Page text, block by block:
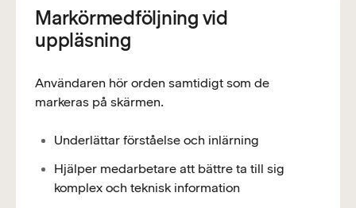
Markörmedföljning vid
uppläsning
Användaren hör orden samtidigt som de
markeras på skärmen.
Underlättar förståelse och inlärning
Hjälper medarbetare att bättre ta till sig
komplex och teknisk information